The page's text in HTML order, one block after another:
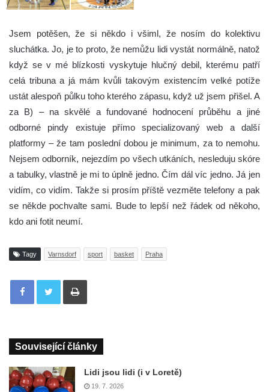
Jsem potěšen, že si někdo i všiml, že nosím do kolektivu
sluchátka. Jo, je to proto, že nemůžu lidi vystát normálně, natož
když se v mé blízkosti vyskytuje hlučný debil, kterému patří
celá tribuna a já mám kvůli takovým existencím velké potíže
ustát alespoň půlku toho kterého zápasu, když už jsem přišel. A
za B) – na skvělé a fundované hodnocení průběhu a jiné
odborné pindy existuje přímo specializovaný web a další
platformy – že tam poslední dobou je minimum, za to nemohu.
Nejsem odborník, nejezdím po všech utkáních, nesleduju skóre
a tabulky, vlastně je mi to úplně jedno. Čím dál víc jedno. Já jen
vidím, co vidím. Takže si prosím příště vezměte telefony a pak
se někde pochvalte sami. Bude to lepší než řádek od někoho,
kdo ani fotit neumí.
Tagy Varnsdorf sport basket Praha
Tisknout
Související články
Lidi jsou lidi (i v Loretě)
19. 7. 2026